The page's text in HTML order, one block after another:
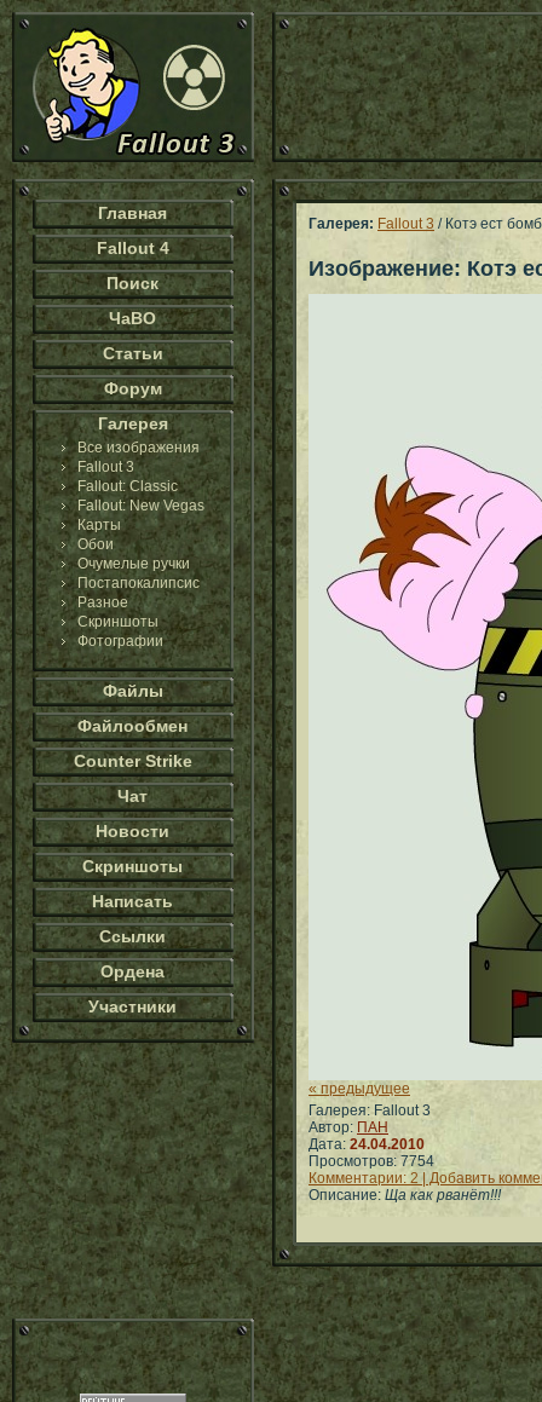
Главная
Fallout 4
Поиск
ЧаВО
Статьи
Форум
Галерея
Все изображения
Fallout 3
Fallout: Classic
Fallout: New Vegas
Карты
Обои
Очумелые ручки
Постапокалипсис
Разное
Скриншоты
Фотографии
Файлы
Файлообмен
Counter Strike
Чат
Новости
Скриншоты
Написать
Ссылки
Ордена
Участники
Галерея: Fallout 3 / Котэ ест
Изображение: Котэ
« предыдущее
Галерея: Fallout 3
Автор: ПАН
Дата: 24.04.2010
Просмотров: 7754
Комментарии: 2 | Добавить
Описание: Ща как рванёт!!!